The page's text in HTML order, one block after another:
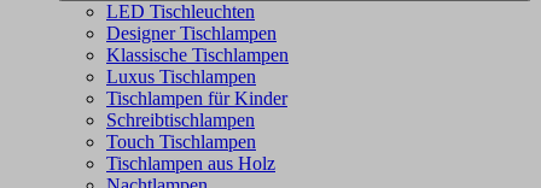
LED Tischleuchten
Designer Tischlampen
Klassische Tischlampen
Luxus Tischlampen
Tischlampen für Kinder
Schreibtischlampen
Touch Tischlampen
Tischlampen aus Holz